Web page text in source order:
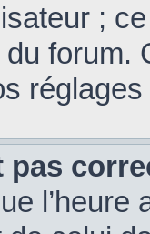
;
forum.
pas